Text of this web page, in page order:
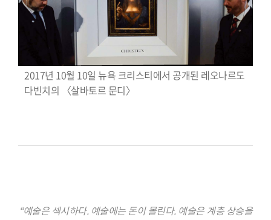
2017년 10월 10일 뉴욕 크리스티에서 공개된 레오나르도
다빈치의 〈살바토르 문디〉
“예술은 섹시하다. 예술에는 돈이 몰린다. 예술은 계층 상승을